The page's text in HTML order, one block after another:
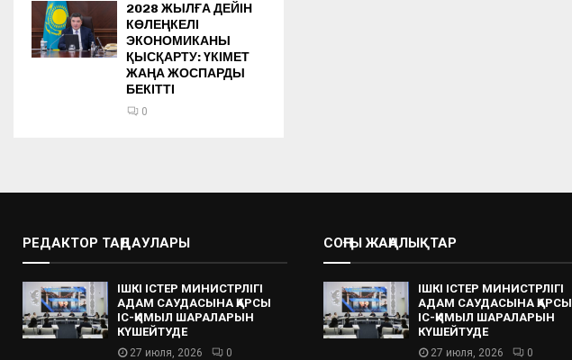
2028 ЖЫЛҒА ДЕЙІН
КӨЛЕҢКЕЛІ
ЭКОНОМИКАНЫ
ҚЫСҚАРТУ: ҮКІМЕТ
ЖАҢА ЖОСПАРДЫ
БЕКІТТІ
0
РЕДАКТОР ТАҢДАУЛАРЫ
ІШКІ ІСТЕР МИНИСТРЛІГІ
АДАМ САУДАСЫНА ҚАРСЫ
ІС-ҚИМЫЛ ШАРАЛАРЫН
КҮШЕЙТУДЕ
27 июля, 2026 0
СОҢҒЫ ЖАҢАЛЫҚТАР
ІШКІ ІСТЕР МИНИСТРЛІГІ
АДАМ САУДАСЫНА ҚАРСЫ
ІС-ҚИМЫЛ ШАРАЛАРЫН
КҮШЕЙТУДЕ
27 июля, 2026 0